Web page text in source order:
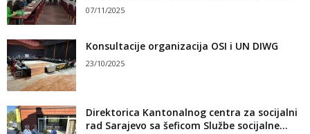
07/11/2025
Konsultacije organizacija OSI i UN DIWG
23/10/2025
Direktorica Kantonalnog centra za socijalni
rad Sarajevo sa šeficom Službe socijalne...